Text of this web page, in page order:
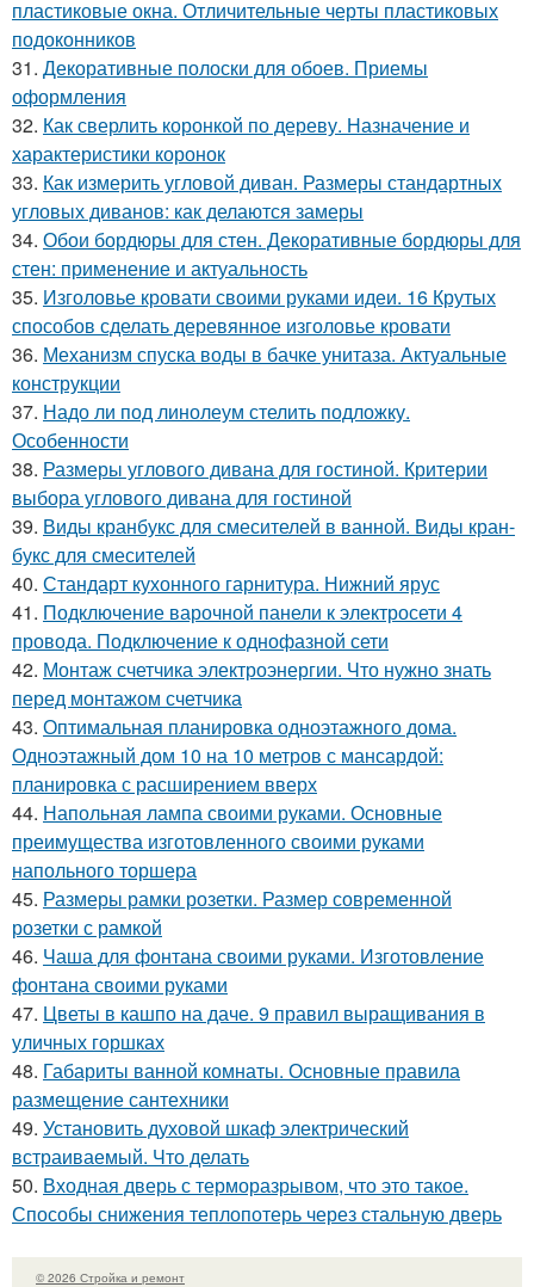
пластиковые окна. Отличительные черты пластиковых
подоконников
31. Декоративные полоски для обоев. Приемы
оформления
32. Как сверлить коронкой по дереву. Назначение и
характеристики коронок
33. Как измерить угловой диван. Размеры стандартных
угловых диванов: как делаются замеры
34. Обои бордюры для стен. Декоративные бордюры для
стен: применение и актуальность
35. Изголовье кровати своими руками идеи. 16 Крутых
способов сделать деревянное изголовье кровати
36. Механизм спуска воды в бачке унитаза. Актуальные
конструкции
37. Надо ли под линолеум стелить подложку.
Особенности
38. Размеры углового дивана для гостиной. Критерии
выбора углового дивана для гостиной
39. Виды кранбукс для смесителей в ванной. Виды кран-
букс для смесителей
40. Стандарт кухонного гарнитура. Нижний ярус
41. Подключение варочной панели к электросети 4
провода. Подключение к однофазной сети
42. Монтаж счетчика электроэнергии. Что нужно знать
перед монтажом счетчика
43. Оптимальная планировка одноэтажного дома.
Одноэтажный дом 10 на 10 метров с мансардой:
планировка с расширением вверх
44. Напольная лампа своими руками. Основные
преимущества изготовленного своими руками
напольного торшера
45. Размеры рамки розетки. Размер современной
розетки с рамкой
46. Чаша для фонтана своими руками. Изготовление
фонтана своими руками
47. Цветы в кашпо на даче. 9 правил выращивания в
уличных горшках
48. Габариты ванной комнаты. Основные правила
размещение сантехники
49. Установить духовой шкаф электрический
встраиваемый. Что делать
50. Входная дверь с терморазрывом, что это такое.
Способы снижения теплопотерь через стальную дверь
© 2026 Стройка и ремонт